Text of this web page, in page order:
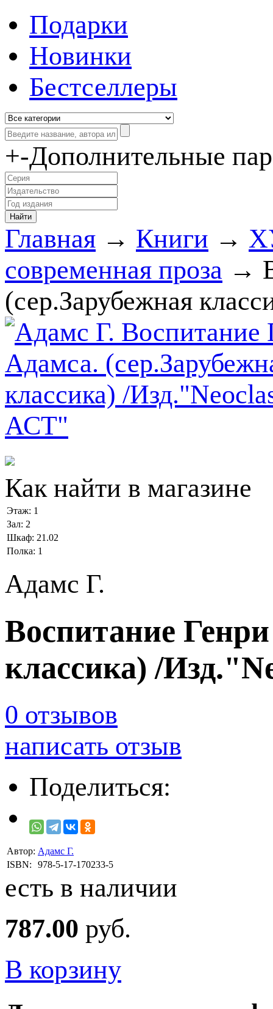
Подарки
Новинки
Бестселлеры
+-Дополнительные
Главная → Книги →
современная проза →
(сер.Зарубежная
Как найти в магазине
Этаж: 1
Зал: 2
Шкаф: 21.02
Полка: 1
Адамс Г.
Воспитание
классика) /
0 отзывов
написать отзыв
Поделиться:
Автор: Адамс Г.
ISBN:
978-5-17-170233-5
есть в наличии
787.00 руб.
В корзину